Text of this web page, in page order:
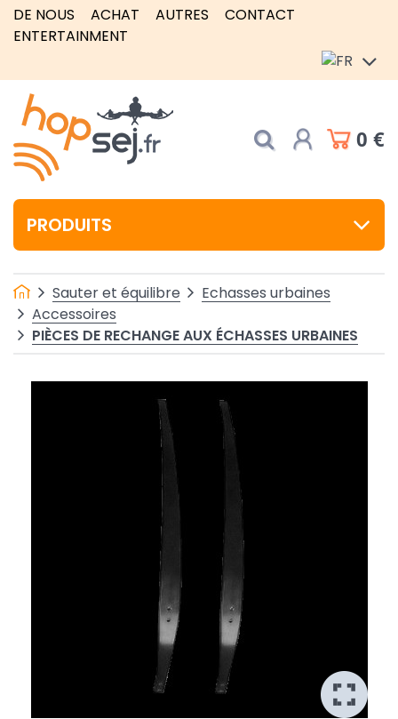
DE NOUS ACHAT AUTRES
CONTACT
ENTERTAINMENT
0 €
PRODUITS
Sauter et équilibre
Echasses urbaines
Accessoires
PIÈCES DE RECHANGE AUX ÉCHASSES URBAINES